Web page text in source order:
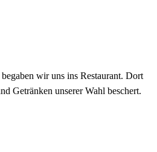
wir uns ins Restaurant. Dort
Getränken unserer Wahl beschert.